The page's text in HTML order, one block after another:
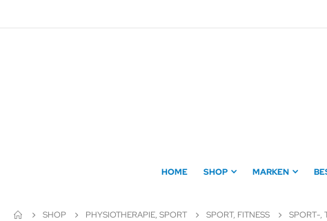
zum
HOME SHOP MARKEN
SHOP PHYSIOTHERAPIE, SPORT SPORT, FITNESS SPORT-,